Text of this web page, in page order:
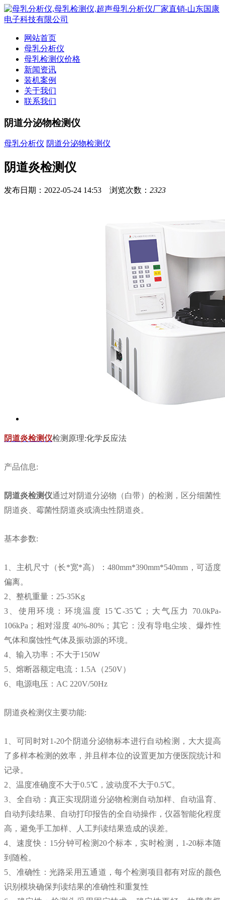
网站首页
母乳分析仪
母乳检测仪价格
新闻资讯
装机案例
关于我们
联系我们
阴道分泌物检测仪
母乳分析仪 阴道分泌物检测仪
阴道炎检测仪
发布日期：2022-05-24 14:53 浏览次数： 2323
阴道炎检测仪检测原理:化学反应法
产品信息:
阴道炎检测仪通过对阴道分泌物（白带）的检测，区分细菌性
阴道炎、霉菌性阴道炎或滴虫性阴道炎。
基本参数:
1、主机尺寸（长*宽*高）：480mm*390mm*540mm，可适度
偏离。
2、整机重量：25-35Kg
3、使用环境：环境温度 15℃-35℃；大气压力 70.0kPa-
106kPa；相对湿度 40%-80%；其它：没有导电尘埃、爆炸性
气体和腐蚀性气体及振动源的环境。
4、输入功率：不大于150W
5、熔断器额定电流：1.5A（250V）
6、电源电压：AC 220V/50Hz
阴道炎检测仪主要功能:
1、可同时对1-20个阴道分泌物标本进行自动检测，大大提高
了多样本检测的效率，并且样本位的设置更加方便医院统计和
记录。
2、温度准确度不大于0.5℃，波动度不大于0.5℃。
3、全自动：真正实现阴道分泌物检测自动加样、自动温育、
自动判读结果、自动打印报告的全自动操作，仪器智能化程度
高，避免手工加样、人工判读结果造成的误差。
4、速度快：15分钟可检测20个标本，实时检测，1-20标本随
到随检。
5、准确性：光路采用五通道，每个检测项目都有对应的颜色
识别模块确保判读结果的准确性和重复性